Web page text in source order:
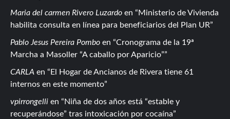
Maria del carmen Rivero Luzardo en
Ministerio de Vivienda
habilita consulta en línea para beneficiarios del Plan UR
Pablo Jesus Pereira Pombo en
Cronograma de la 19ª
Marcha a Masoller “A caballo por Aparicio”
CARLA en
El Hogar de Ancianos de Rivera tiene 61
internos en este momento
vpirrongelli en
Niña de dos años está “estable y
recuperándose” tras intoxicación por cocaína